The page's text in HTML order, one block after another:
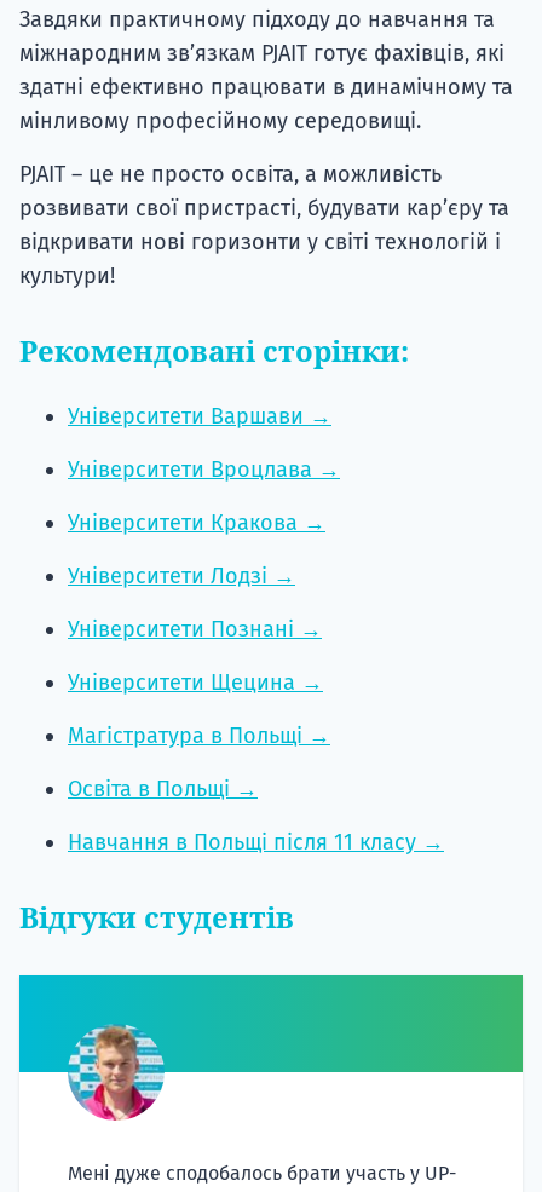
Завдяки практичному підходу до навчання та
міжнародним зв’язкам PJAIT готує фахівців, які
здатні ефективно працювати в динамічному та
мінливому професійному середовищі.
PJAIT – це не просто освіта, а можливість
розвивати свої пристрасті, будувати кар’єру та
відкривати нові горизонти у світі технологій і
культури!
Рекомендовані сторінки:
Університети Варшави →
Університети Вроцлава →
Університети Кракова →
Університети Лодзі →
Університети Познані →
Університети Щецина →
Магістратура в Польщі →
Освіта в Польщі →
Навчання в Польщі після 11 класу →
Відгуки студентів
Мені дуже сподобалось брати участь у UP-